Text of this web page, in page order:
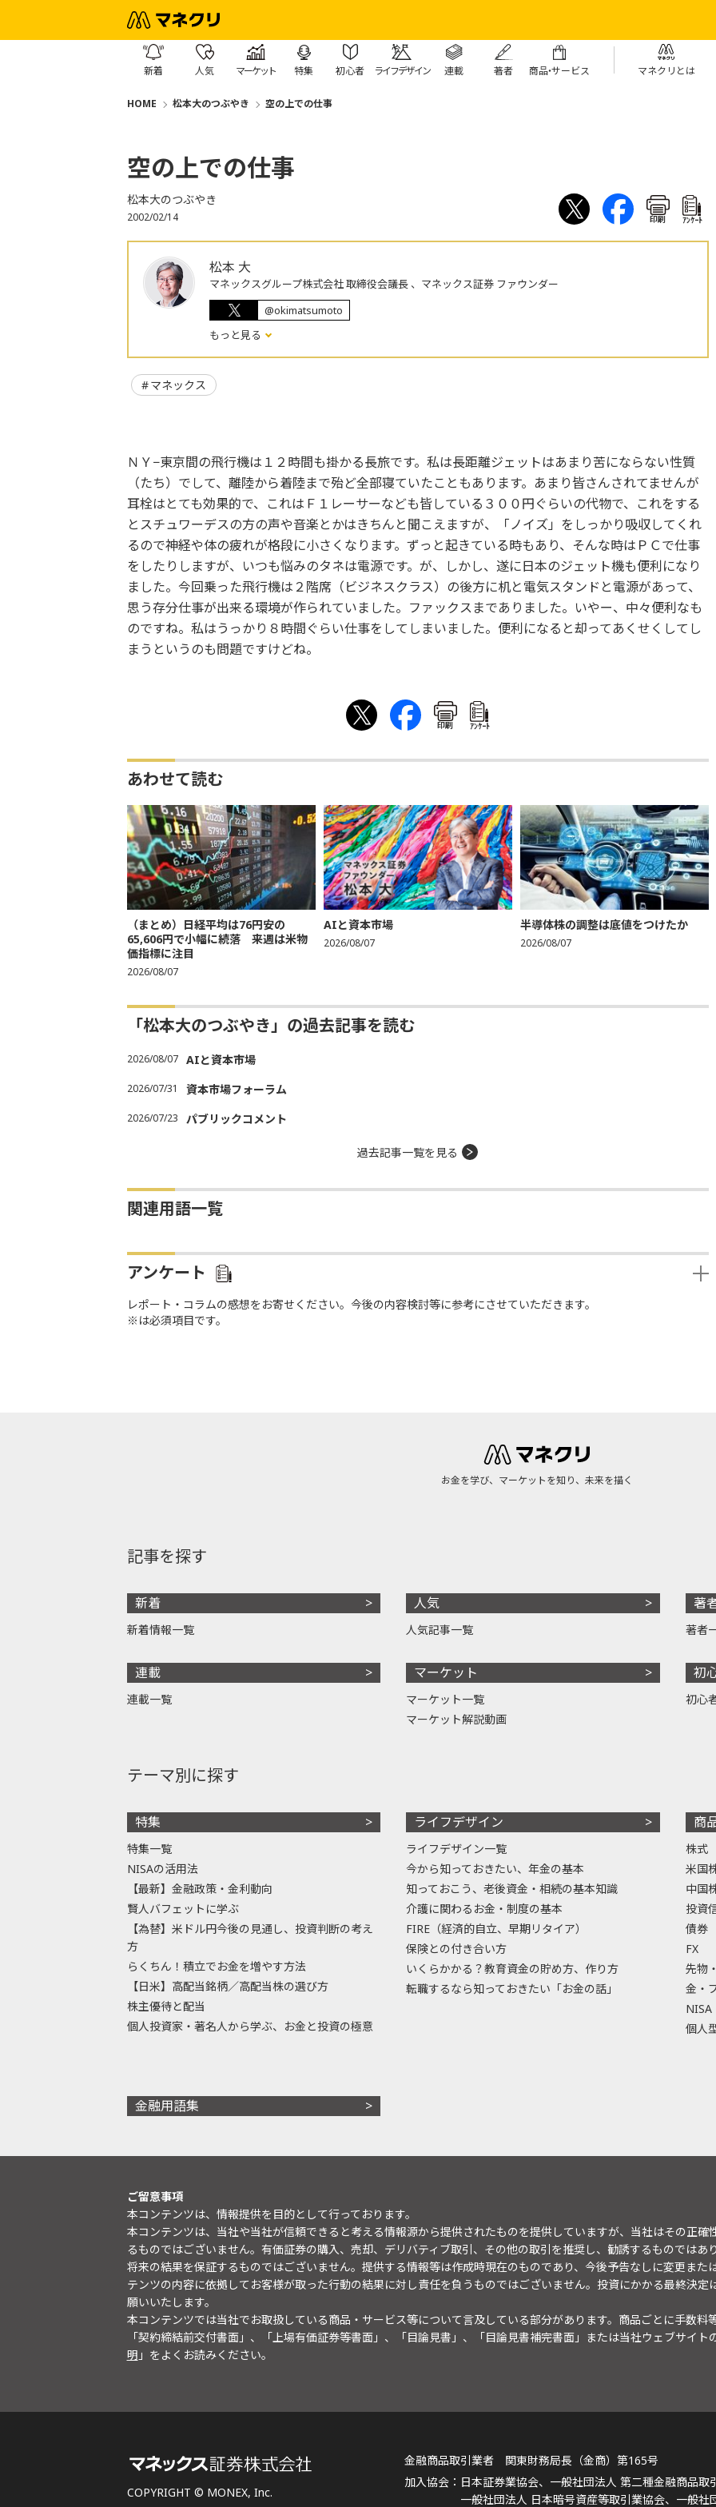
新着 人気 マーケット 特集 初心者 ライフデザイン 連載 著者 商品・サービス マネクリとは
HOME 松本大のつぶやき 空の上での仕事
空の上での仕事
松本大のつぶやき
2002/02/14 印刷 ｱﾝｹｰﾄ
松本 大
マネックスグループ株式会社 取締役会議長 、マネックス証券 ファウンダー
@okimatsumoto
もっと見る
マネックス
ＮＹ−東京間の飛行機は１２時間も掛かる長旅です。私は長距離ジェットはあまり苦にならない性質
（たち）でして、離陸から着陸まで殆ど全部寝ていたこともあります。あまり皆さんされてませんが
耳栓はとても効果的で、これはＦ１レーサーなども皆している３００円ぐらいの代物で、これをする
とスチュワーデスの方の声や音楽とかはきちんと聞こえますが、「ノイズ」をしっかり吸収してくれ
るので神経や体の疲れが格段に小さくなります。ずっと起きている時もあり、そんな時はＰＣで仕事
をしたりしますが、いつも悩みのタネは電源です。が、しかし、遂に日本のジェット機も便利になり
ました。今回乗った飛行機は２階席（ビジネスクラス）の後方に机と電気スタンドと電源があって、
思う存分仕事が出来る環境が作られていました。ファックスまでありました。いやー、中々便利なも
のですね。私はうっかり８時間ぐらい仕事をしてしまいました。便利になると却ってあくせくしてし
まうというのも問題ですけどね。
印刷 ｱﾝｹｰﾄ
あわせて読む
（まとめ）日経平均は76円安の
65,606円で小幅に続落 来週は米物
価指標に注目
2026/08/07
AIと資本市場
2026/08/07
半導体株の調整は底値をつけたか
2026/08/07
「松本大のつぶやき」の過去記事を読む
2026/08/07 AIと資本市場
2026/07/31 資本市場フォーラム
2026/07/23 パブリックコメント
過去記事一覧を見る
関連用語一覧
アンケート
レポート・コラムの感想をお寄せください。今後の内容検討等に参考にさせていただきます。
※は必須項目です。
お金を学び、マーケットを知り、未来を描く
記事を探す
新着
新着情報一覧
連載
連載一覧
人気
人気記事一覧
マーケット
マーケット一覧
マーケット解説動画
著
著者
初
初心
テーマ別に探す
特集
特集一覧
NISAの活用法
【最新】金融政策・金利動向
賢人バフェットに学ぶ
【為替】米ドル円今後の見通し、投資判断の考え
方
らくちん！積立でお金を増やす方法
【日米】高配当銘柄／高配当株の選び方
株主優待と配当
個人投資家・著名人から学ぶ、お金と投資の極意
ライフデザイン
ライフデザイン一覧
今から知っておきたい、年金の基本
知っておこう、老後資金・相続の基本知識
介護に関わるお金・制度の基本
FIRE（経済的自立、早期リタイア）
保険との付き合い方
いくらかかる？教育資金の貯め方、作り方
転職するなら知っておきたい「お金の話」
商
株式
米国
中国
投資
債券
FX
先物
金・
NISA
個人
金融用語集
ご留意事項
本コンテンツは、情報提供を目的として行っております。
本コンテンツは、当社や当社が信頼できると考える情報源から提供されたものを提供していますが、当社はその正
るものではございません。有価証券の購入、売却、デリバティブ取引、その他の取引を推奨し、勧誘するものではあ
将来の結果を保証するものではございません。提供する情報等は作成時現在のものであり、今後予告なしに変更また
テンツの内容に依拠してお客様が取った行動の結果に対し責任を負うものではございません。投資にかかる最終決
願いいたします。
本コンテンツでは当社でお取扱している商品・サービス等について言及している部分があります。商品ごとに手数料
「契約締結前交付書面」、「上場有価証券等書面」、「目論見書」、「目論見書補完書面」または当社ウェブサイト
明 」をよくお読みください。
COPYRIGHT © MONEX, Inc.
金融商品取引業者 関東財務局長（金商）第165号
日本証券業協会、一般社団法人 第二種金融商品取
一般社団法人 日本暗号資産等取引業協会、一般社